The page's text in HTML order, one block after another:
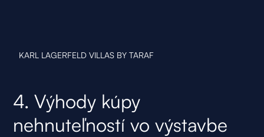
KARL LAGERFELD VILLAS BY TARAF
4. Výhody kúpy
nehnuteľností vo výstavbe